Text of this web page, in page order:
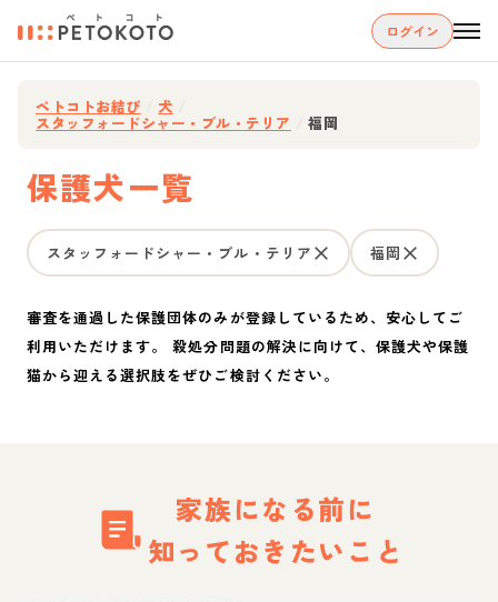
ログイン
ペトコトお結び 犬
スタッフォードシャー・ブル・テリア 福岡
保護犬一覧
スタッフォードシャー・ブル・テリア 福岡
審査を通過した保護団体のみが登録しているため、安心してご
利用いただけます。 殺処分問題の解決に向けて、保護犬や保護
猫から迎える選択肢をぜひご検討ください。
家族になる前に
知っておきたいこと